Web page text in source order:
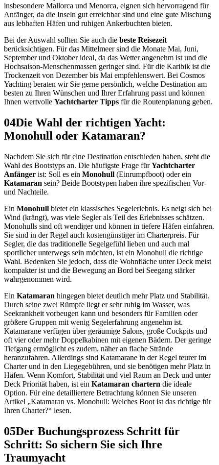
insbesondere Mallorca und Menorca, eignen sich hervorragend für
Anfänger, da die Inseln gut erreichbar sind und eine gute Mischung
aus lebhaften Häfen und ruhigen Ankerbuchten bieten.
Bei der Auswahl sollten Sie auch die beste Reisezeit
berücksichtigen. Für das Mittelmeer sind die Monate Mai, Juni,
September und Oktober ideal, da das Wetter angenehm ist und die
Hochsaison-Menschenmassen geringer sind. Für die Karibik ist die
Trockenzeit von Dezember bis Mai empfehlenswert. Bei Cosmos
Yachting beraten wir Sie gerne persönlich, welche Destination am
besten zu Ihren Wünschen und Ihrer Erfahrung passt und können
Ihnen wertvolle Yachtcharter Tipps für die Routenplanung geben.
04Die Wahl der richtigen Yacht:
Monohull oder Katamaran?
Nachdem Sie sich für eine Destination entschieden haben, steht die
Wahl des Bootstyps an. Die häufigste Frage fürYachtcharter
Anfänger ist: Soll es ein Monohull (Einrumpfboot) oder ein
Katamaran sein? Beide Bootstypen haben ihre spezifischen Vor-
und Nachteile.
Ein Monohull bietet ein klassisches Segelerlebnis. Es neigt sich bei
Wind (krängt), was viele Segler als Teil des Erlebnisses schätzen.
Monohulls sind oft wendiger und können in tiefere Häfen einfahren.
Sie sind in der Regel auch kostengünstiger im Charterpreis. Für
Segler, die das traditionelle Segelgefühl lieben und auch mal
sportlicher unterwegs sein möchten, ist ein Monohull die richtige
Wahl. Bedenken Sie jedoch, dass die Wohnfläche unter Deck meist
kompakter ist und die Bewegung an Bord bei Seegang stärker
wahrgenommen wird.
Ein Katamaran hingegen bietet deutlich mehr Platz und Stabilität.
Durch seine zwei Rümpfe liegt er sehr ruhig im Wasser, was
Seekrankheit vorbeugen kann und besonders für Familien oder
größere Gruppen mit wenig Segelerfahrung angenehm ist.
Katamarane verfügen über geräumige Salons, große Cockpits und
oft vier oder mehr Doppelkabinen mit eigenen Bädern. Der geringe
Tiefgang ermöglicht es zudem, näher an flache Strände
heranzufahren. Allerdings sind Katamarane in der Regel teurer im
Charter und in den Liegegebühren, und sie benötigen mehr Platz in
Häfen. Wenn Komfort, Stabilität und viel Raum an Deck und unter
Deck Priorität haben, ist ein Katamaran chartern die ideale
Option. Für eine detailliertere Betrachtung können Sie unseren
Artikel „Katamaran vs. Monohull: Welches Boot ist das richtige für
Ihren Charter?“ lesen.
05Der Buchungsprozess Schritt für
Schritt: So sichern Sie sich Ihre
Traumyacht